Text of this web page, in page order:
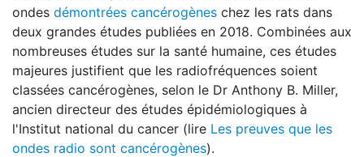
ondes démontrées cancérogènes chez les rats dans
deux grandes études publiées en 2018. Combinées aux
nombreuses études sur la santé humaine, ces études
majeures justifient que les radiofréquences soient
classées cancérogènes, selon le Dr Anthony B. Miller,
ancien directeur des études épidémiologiques à
l'Institut national du cancer (lire Les preuves que les
ondes radio sont cancérogènes).